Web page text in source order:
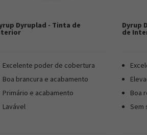
Dyruplad - Tinta de
Excelente poder de cobertura
Boa brancura e acabamento
Primário e acabamento
Lavável
Dyrup
de
Boa
Sem